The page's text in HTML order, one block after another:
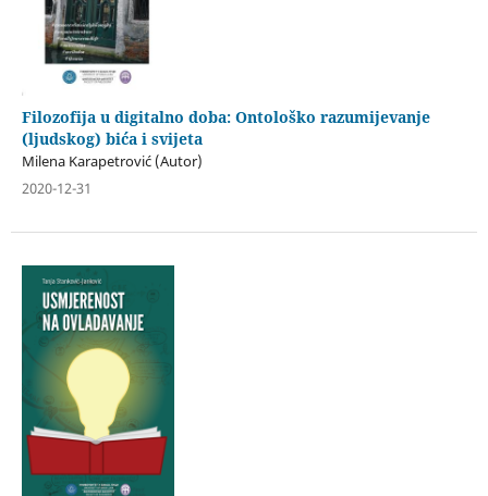
Filozofija u digitalno doba: Ontološko razumijevanje
(ljudskog) bića i svijeta
Milena Karapetrović (Autor)
2020-12-31